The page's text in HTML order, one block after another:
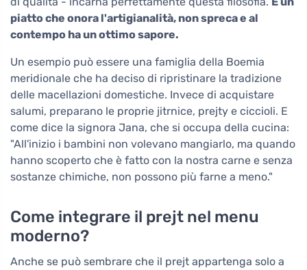
piatto che onora l'artigianalità, non spreca e al
contempo ha un ottimo sapore.
Un esempio può essere una famiglia della Boemia
meridionale che ha deciso di ripristinare la tradizione
delle macellazioni domestiche. Invece di acquistare
salumi, preparano le proprie jitrnice, prejty e ciccioli. E
come dice la signora Jana, che si occupa della cucina:
"All'inizio i bambini non volevano mangiarlo, ma quando
hanno scoperto che è fatto con la nostra carne e senza
sostanze chimiche, non possono più farne a meno."
Come integrare il prejt nel menu
moderno?
Anche se può sembrare che il prejt appartenga solo a